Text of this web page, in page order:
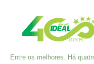
Entre os melhores. Há